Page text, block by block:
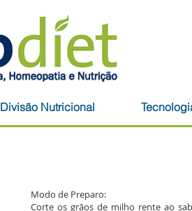
Divisão Nutricional
Modo de Preparo:
Corte os grãos de milho rente ao